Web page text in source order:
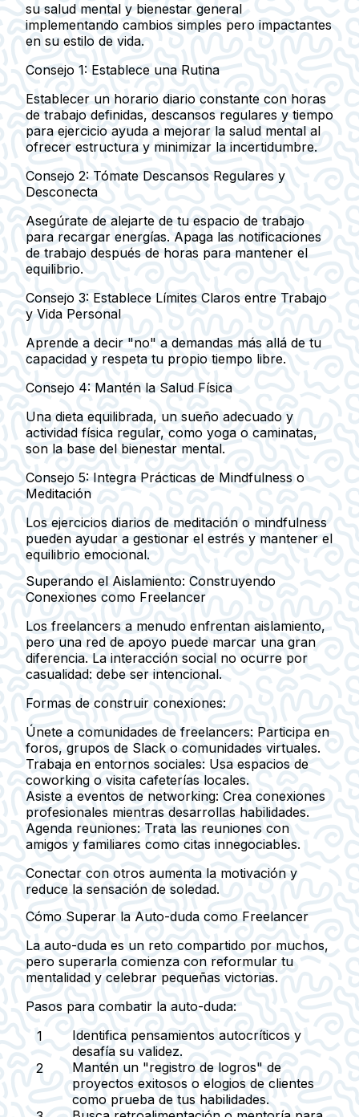
su salud mental y bienestar general
implementando cambios simples pero impactantes
en su estilo de vida.
Consejo 1: Establece una Rutina
Establecer un horario diario constante con horas
de trabajo definidas, descansos regulares y tiempo
para ejercicio ayuda a mejorar la salud mental al
ofrecer estructura y minimizar la incertidumbre.
Consejo 2: Tómate Descansos Regulares y
Desconecta
Asegúrate de alejarte de tu espacio de trabajo
para recargar energías. Apaga las notificaciones
de trabajo después de horas para mantener el
equilibrio.
Consejo 3: Establece Límites Claros entre Trabajo
y Vida Personal
Aprende a decir "no" a demandas más allá de tu
capacidad y respeta tu propio tiempo libre.
Consejo 4: Mantén la Salud Física
Una dieta equilibrada, un sueño adecuado y
actividad física regular, como yoga o caminatas,
son la base del bienestar mental.
Consejo 5: Integra Prácticas de Mindfulness o
Meditación
Los ejercicios diarios de meditación o mindfulness
pueden ayudar a gestionar el estrés y mantener el
equilibrio emocional.
Superando el Aislamiento: Construyendo
Conexiones como Freelancer
Los freelancers a menudo enfrentan aislamiento,
pero una red de apoyo puede marcar una gran
diferencia. La interacción social no ocurre por
casualidad: debe ser intencional.
Formas de construir conexiones:
Únete a comunidades de freelancers: Participa en
foros, grupos de Slack o comunidades virtuales.
Trabaja en entornos sociales: Usa espacios de
coworking o visita cafeterías locales.
Asiste a eventos de networking: Crea conexiones
profesionales mientras desarrollas habilidades.
Agenda reuniones: Trata las reuniones con
amigos y familiares como citas innegociables.
Conectar con otros aumenta la motivación y
reduce la sensación de soledad.
Cómo Superar la Auto-duda como Freelancer
La auto-duda es un reto compartido por muchos,
pero superarla comienza con reformular tu
mentalidad y celebrar pequeñas victorias.
Pasos para combatir la auto-duda:
Identifica pensamientos autocríticos y
desafía su validez.
Mantén un "registro de logros" de
proyectos exitosos o elogios de clientes
como prueba de tus habilidades.